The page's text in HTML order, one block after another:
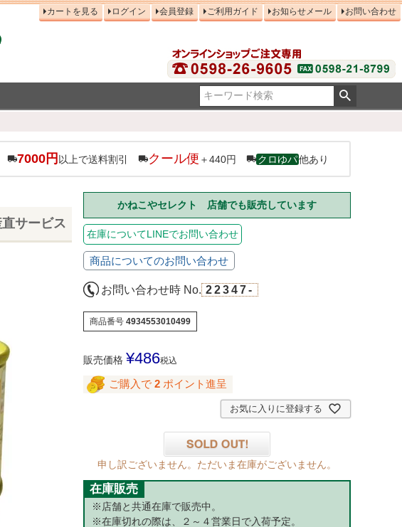
カートを見る ログイン 会員登録 ご利用ガイド お知らせメール お問い合わせ
7000円 以上で送料割引 クール便 ＋440円 クロゆパ他あり
サービス
かねこやセレクト 店舗でも販売しています
在庫についてLINEでお問い合わせ
商品についてのお問い合わせ
お問い合わせ時 No. 22347-
商品番号 4934553010499
販売価格 ¥486税込
ご購入で 2 ポイント進呈
お気に入りに登録する
申し訳ございません。ただいま在庫がございません。
在庫販売
※店舗と共通在庫で販売中。
※在庫切れの際は、２～４営業日で入荷予定。